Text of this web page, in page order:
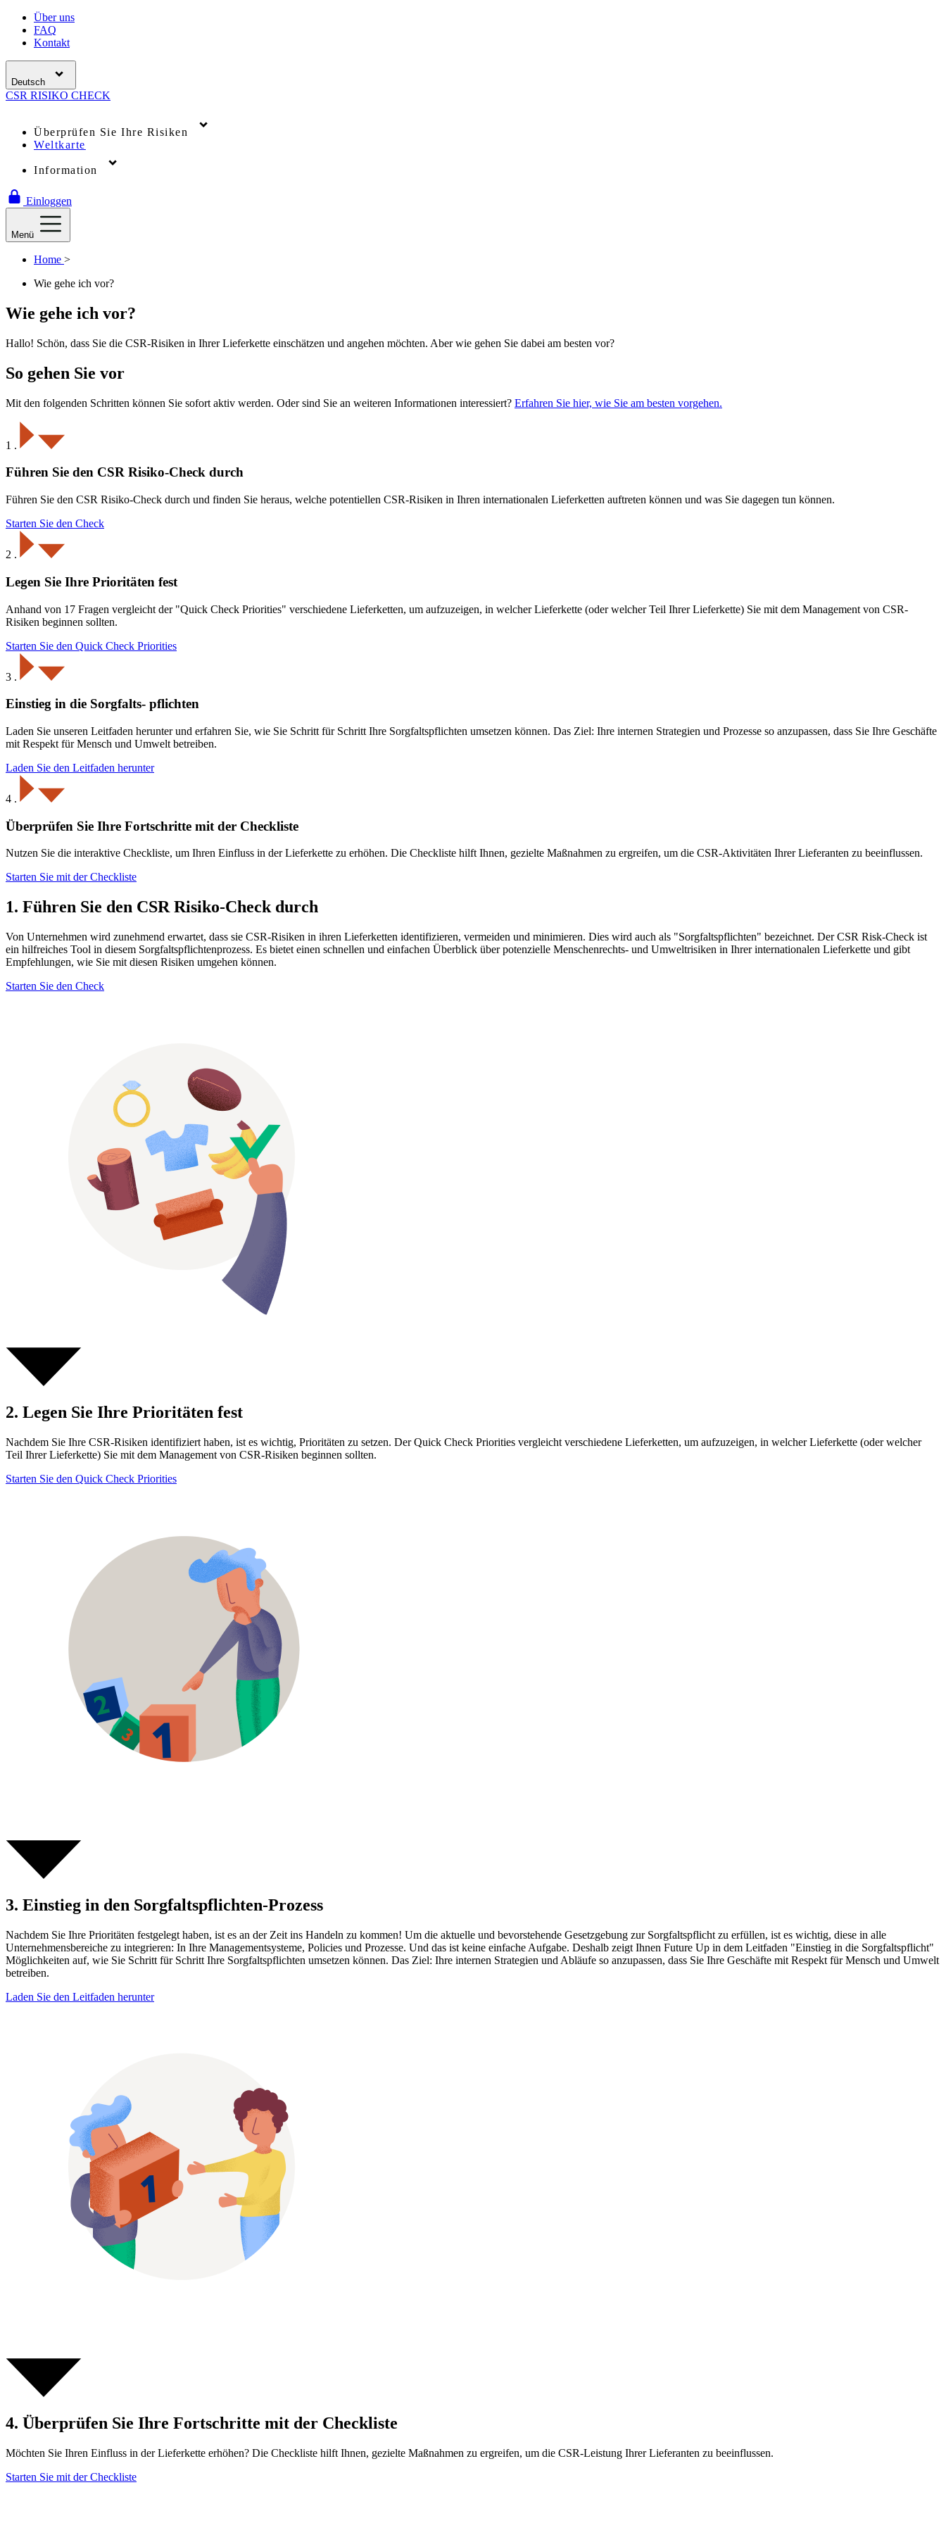
Über uns
FAQ
Kontakt
Deutsch
CSR RISIKO CHECK
Überprüfen Sie Ihre Risiken
Weltkarte
Information
Einloggen
Menü
Home >
Wie gehe ich vor?
Wie gehe ich vor?
Hallo! Schön, dass Sie die CSR-Risiken in Ihrer Lieferkette einschätzen und angehen möchten. Aber wie gehen Sie dabei am besten vor?
So gehen Sie vor
Mit den folgenden Schritten können Sie sofort aktiv werden. Oder sind Sie an weiteren Informationen interessiert? Erfahren Sie hier, wie Sie am besten vorgehen.
1 .
Führen Sie den CSR Risiko-Check durch
Führen Sie den CSR Risiko-Check durch und finden Sie heraus, welche potentiellen CSR-Risiken in Ihren internationalen Lieferketten auftreten können und was Sie dagegen tun können.
Starten Sie den Check
2 .
Legen Sie Ihre Prioritäten fest
Anhand von 17 Fragen vergleicht der "Quick Check Priorities" verschiedene Lieferketten, um aufzuzeigen, in welcher Lieferkette (oder welcher Teil Ihrer Lieferkette) Sie mit dem Management von CSR-
Risiken beginnen sollten.
Starten Sie den Quick Check Priorities
3 .
Einstieg in die Sorgfalts- pflichten
Laden Sie unseren Leitfaden herunter und erfahren Sie, wie Sie Schritt für Schritt Ihre Sorgfaltspflichten umsetzen können. Das Ziel: Ihre internen Strategien und Prozesse so anzupassen, dass Sie Ihre Geschäfte
mit Respekt für Mensch und Umwelt betreiben.
Laden Sie den Leitfaden herunter
4 .
Überprüfen Sie Ihre Fortschritte mit der Checkliste
Nutzen Sie die interaktive Checkliste, um Ihren Einfluss in der Lieferkette zu erhöhen. Die Checkliste hilft Ihnen, gezielte Maßnahmen zu ergreifen, um die CSR-Aktivitäten Ihrer Lieferanten zu beeinflussen.
Starten Sie mit der Checkliste
1. Führen Sie den CSR Risiko-Check durch
Von Unternehmen wird zunehmend erwartet, dass sie CSR-Risiken in ihren Lieferketten identifizieren, vermeiden und minimieren. Dies wird auch als "Sorgfaltspflichten" bezeichnet. Der CSR Risk-Check ist
ein hilfreiches Tool in diesem Sorgfaltspflichtenprozess. Es bietet einen schnellen und einfachen Überblick über potenzielle Menschenrechts- und Umweltrisiken in Ihrer internationalen Lieferkette und gibt
Empfehlungen, wie Sie mit diesen Risiken umgehen können.
Starten Sie den Check
2. Legen Sie Ihre Prioritäten fest
Nachdem Sie Ihre CSR-Risiken identifiziert haben, ist es wichtig, Prioritäten zu setzen. Der Quick Check Priorities vergleicht verschiedene Lieferketten, um aufzuzeigen, in welcher Lieferkette (oder welcher
Teil Ihrer Lieferkette) Sie mit dem Management von CSR-Risiken beginnen sollten.
Starten Sie den Quick Check Priorities
3. Einstieg in den Sorgfaltspflichten-Prozess
Nachdem Sie Ihre Prioritäten festgelegt haben, ist es an der Zeit ins Handeln zu kommen! Um die aktuelle und bevorstehende Gesetzgebung zur Sorgfaltspflicht zu erfüllen, ist es wichtig, diese in alle
Unternehmensbereiche zu integrieren: In Ihre Managementsysteme, Policies und Prozesse. Und das ist keine einfache Aufgabe. Deshalb zeigt Ihnen Future Up in dem Leitfaden "Einstieg in die Sorgfaltspflicht"
Möglichkeiten auf, wie Sie Schritt für Schritt Ihre Sorgfaltspflichten umsetzen können. Das Ziel: Ihre internen Strategien und Abläufe so anzupassen, dass Sie Ihre Geschäfte mit Respekt für Mensch und Umwelt
betreiben.
Laden Sie den Leitfaden herunter
4. Überprüfen Sie Ihre Fortschritte mit der Checkliste
Möchten Sie Ihren Einfluss in der Lieferkette erhöhen? Die Checkliste hilft Ihnen, gezielte Maßnahmen zu ergreifen, um die CSR-Leistung Ihrer Lieferanten zu beeinflussen.
Starten Sie mit der Checkliste